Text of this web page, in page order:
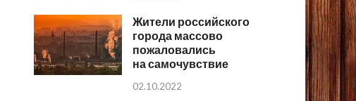
Жители российского
города массово
пожаловались
на самочувствие
02.10.2022